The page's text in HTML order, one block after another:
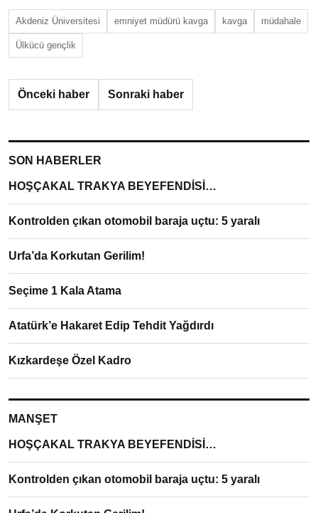
Akdeniz Üniversitesi emniyet müdürü kavga kavga müdahale
Ülkücü gençlik
Önceki haber Sonraki haber
SON HABERLER
HOŞÇAKAL TRAKYA BEYEFENDİSİ…
Kontrolden çıkan otomobil baraja uçtu: 5 yaralı
Urfa’da Korkutan Gerilim!
Seçime 1 Kala Atama
Atatürk’e Hakaret Edip Tehdit Yağdırdı
Kızkardeşe Özel Kadro
MANŞET
HOŞÇAKAL TRAKYA BEYEFENDİSİ…
Kontrolden çıkan otomobil baraja uçtu: 5 yaralı